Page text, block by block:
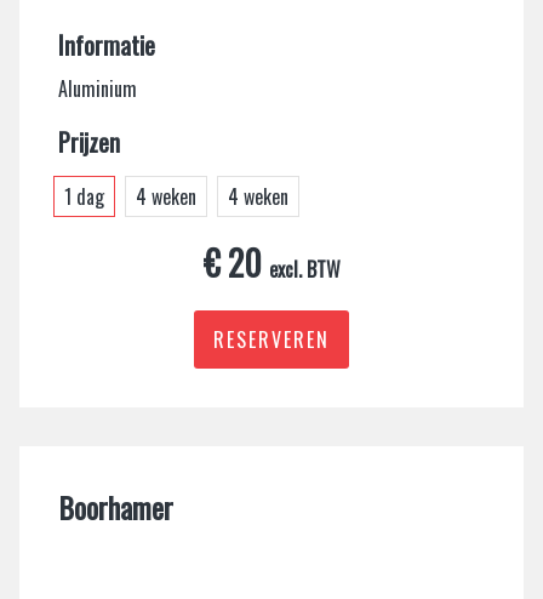
Informatie
Aluminium
Prijzen
1 dag 4 weken 4 weken
€ 20 excl. BTW
RESERVEREN
Boorhamer